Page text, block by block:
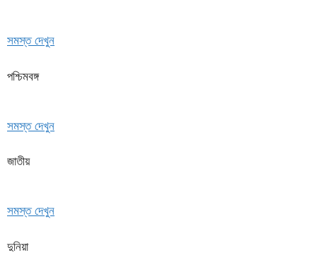
সমস্ত দেখুন
পশ্চিমবঙ্গ
সমস্ত দেখুন
জাতীয়
সমস্ত দেখুন
দুনিয়া